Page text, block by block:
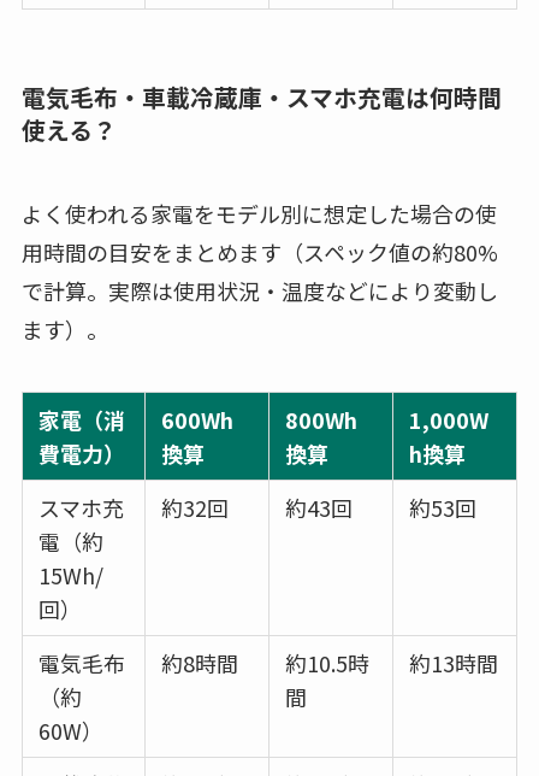
電気毛布・車載冷蔵庫・スマホ充電は何時間
使える？
よく使われる家電をモデル別に想定した場合の使
用時間の目安をまとめます（スペック値の約80%
で計算。実際は使用状況・温度などにより変動し
ます）。
家電（消
費電力）
600Wh
換算
800Wh
換算
1,000W
h換算
スマホ充
電（約
15Wh/
回）
約32回 約43回 約53回
電気毛布
（約
60W）
約8時間
約10.5時
間
約13時間